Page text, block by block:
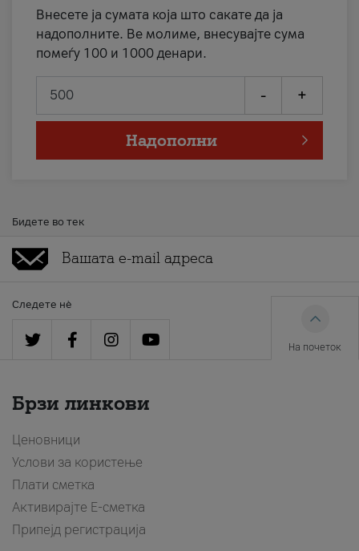
Внесете ја сумата која што сакате да ја
надополните. Ве молиме, внесувајте сума
помеѓу 100 и 1000 денари.
- +
Надополни
Бидете во тек
Следете нè
На почеток
Брзи линкови
Ценовници
Услови за користење
Плати сметка
Активирајте Е-сметка
Припејд регистрација